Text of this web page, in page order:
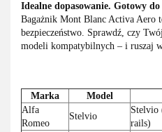
Idealne dopasowanie. Gotowy
Bagażnik Mont Blanc Activa Aero
bezpieczeństwo. Sprawdź, czy
modeli kompatybilnych – i ruszaj
Marka Model
Alfa
Romeo
Stelvio
Stelvio
rails)